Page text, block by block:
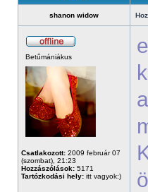
shanon widow
Betűmániákus
Csatlakozott: 2009 február 07
(szombat), 21:23
Hozzászólások: 5171
Tartózkodási hely: itt vagyok:)